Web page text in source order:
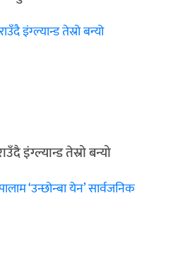
इंग्ल्यान्ड तेस्रो बन्यो